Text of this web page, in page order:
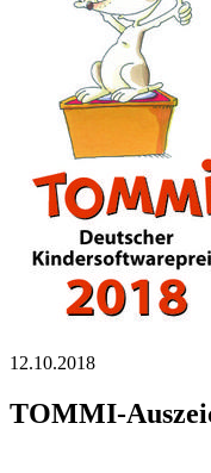
12.10.2018
TOMMI-